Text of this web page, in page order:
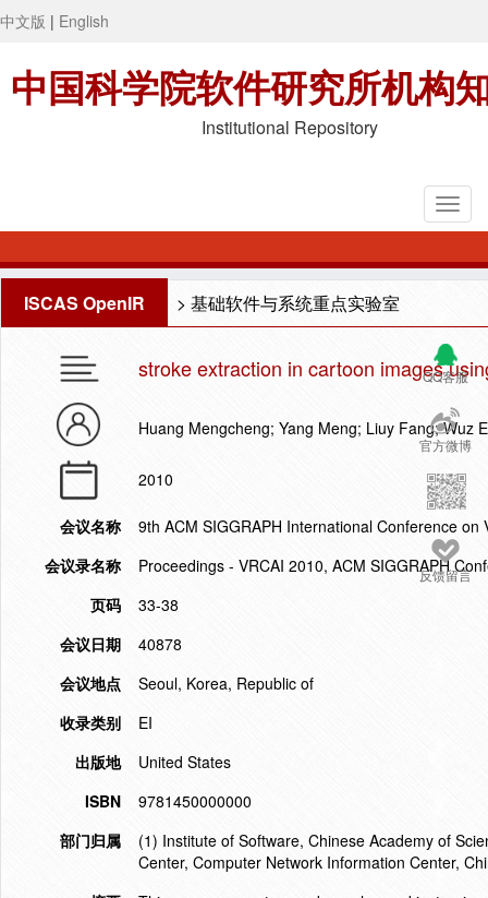
中文版 | English
中国科学院软件研究所机构
Institutional Repository
ISCAS OpenIR > 基础软件与系统重点实验室
QQ客服
官方微博
反馈留言
stroke extraction in cartoon images
Huang Mengcheng; Yang Meng; Liuy Fang; Wuz
2010
会议名称
9th ACM SIGGRAPH International Conference
会议录名称
Proceedings - VRCAI 2010, ACM SIGGRAPH
页码
33-38
会议日期
40878
会议地点
Seoul, Korea, Republic of
收录类别
EI
出版地
United States
ISBN
9781450000000
部门归属
(1) Institute of Software, Chinese Academy of
Center, Computer Network Information Center,